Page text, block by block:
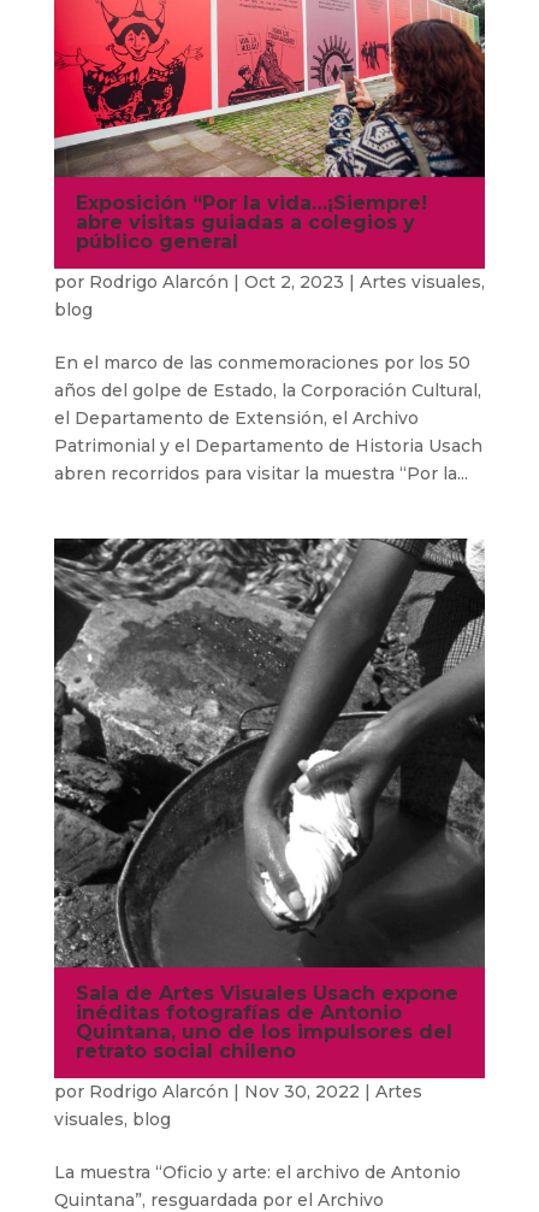
Exposición “Por la vida…¡Siempre!
abre visitas guiadas a colegios y
público general
por Rodrigo Alarcón | Oct 2, 2023 | Artes visuales,
blog
En el marco de las conmemoraciones por los 50
años del golpe de Estado, la Corporación Cultural,
el Departamento de Extensión, el Archivo
Patrimonial y el Departamento de Historia Usach
abren recorridos para visitar la muestra “Por la...
Sala de Artes Visuales Usach expone
inéditas fotografías de Antonio
Quintana, uno de los impulsores del
retrato social chileno
por Rodrigo Alarcón | Nov 30, 2022 | Artes
visuales, blog
La muestra “Oficio y arte: el archivo de Antonio
Quintana”, resguardada por el Archivo